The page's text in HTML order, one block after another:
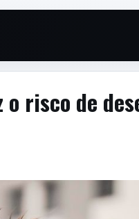
risco de